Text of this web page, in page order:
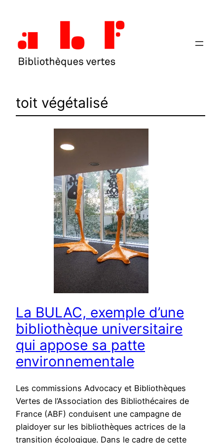
contenu
toit végétalisé
La BULAC, exemple d’une
bibliothèque universitaire
qui appose sa patte
environnementale
Les commissions Advocacy et Bibliothèques
Vertes de l’Association des Bibliothécaires de
France (ABF) conduisent une campagne de
plaidoyer sur les bibliothèques actrices de la
transition écologique. Dans le cadre de cette